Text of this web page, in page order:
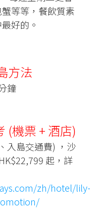
等等，餐飲質素
好的。
方法
鐘
(機票 + 酒店)
入島交通費) ，沙
起，詳
zh/hotel/